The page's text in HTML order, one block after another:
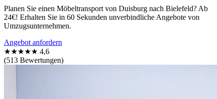
Planen Sie einen Möbeltransport von Duisburg nach Bielefeld? Ab
24€! Erhalten Sie in 60 Sekunden unverbindliche Angebote von
Umzugsunternehmen.
Angebot anfordern
★★★★★ 4,6
(513 Bewertungen)